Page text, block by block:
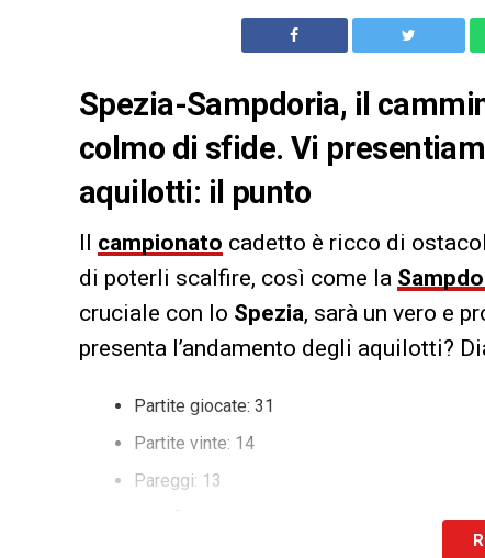
Spezia-Sampdoria, il
colmo di sfide. Vi
aquilotti: il punto
Il campionato cadetto è ricco di
di poterli scalfire, così come la
cruciale con lo Spezia, sarà un vero e
presenta l’andamento degli aquilotti?
Partite giocate: 31
Partite vinte: 14
Pareggi: 13